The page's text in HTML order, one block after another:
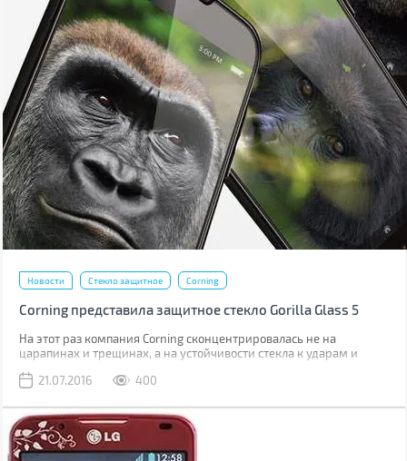
Новости Стекло защитное Corning
Corning представила защитное стекло Gorilla Glass 5
На этот раз компания Corning сконцентрировалась не на
царапинах и трещинах, а на устойчивости стекла к ударам и
21.07.2016
400